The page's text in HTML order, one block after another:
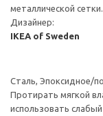
металлической сетки.
Дизайнер:
IKEA of Sweden
Сталь, Эпоксидное/
Протирать мягкой
использовать